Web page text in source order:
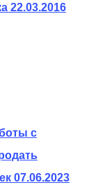
22.03.2016
с
07.06.2023